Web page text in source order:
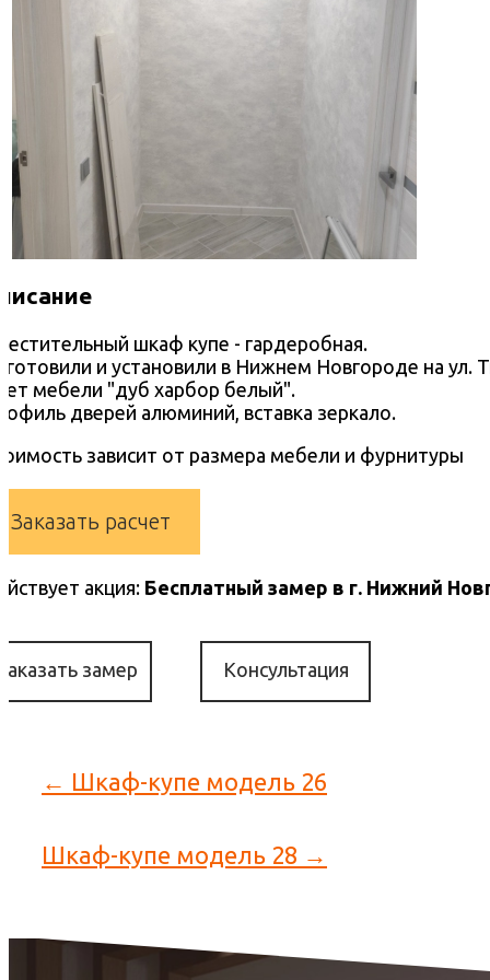
шкаф купе - гардеробная.
и установили в Нижнем Новгороде на ул.
мебели "дуб харбор белый".
дверей алюминий, вставка зеркало.
зависит от размера мебели и фурнитуры
Заказать расчет
акция: Бесплатный замер в г. Нижний
замер Консультация
← Шкаф-купе модель 26
Шкаф-купе модель 28 →